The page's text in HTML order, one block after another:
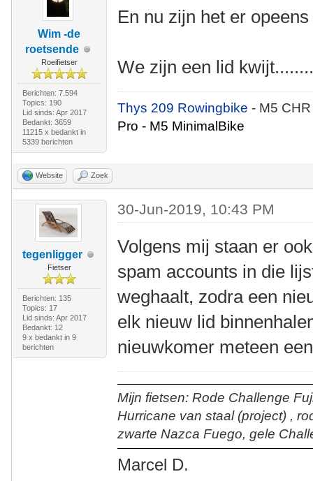
Wim -de
roetsende
Roeifietser
Berichten: 7.594
Topics: 190
Lid sinds: Apr 2017
Bedankt: 3659
11215 x bedankt in
5339 berichten
En nu zijn het er
We zijn een lid
Thys 209 Rowingbike- M5
Pro - M5 MinimalBike
Website Zoek
tegenligger
Fietser
Berichten: 135
Topics: 17
Lid sinds: Apr 2017
Bedankt: 12
9 x bedankt in 9
berichten
30-Jun-2019, 10:43 PM
Volgens mij staan er
spam accounts in die
weghaalt, zodra een
elk nieuw lid
nieuwkomer meteen
Mijn fietsen: Rode Challenge
Hurricane van staal (project) ,
zwarte Nazca Fuego, gele
Marcel D.